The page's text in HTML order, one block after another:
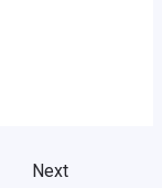
Next